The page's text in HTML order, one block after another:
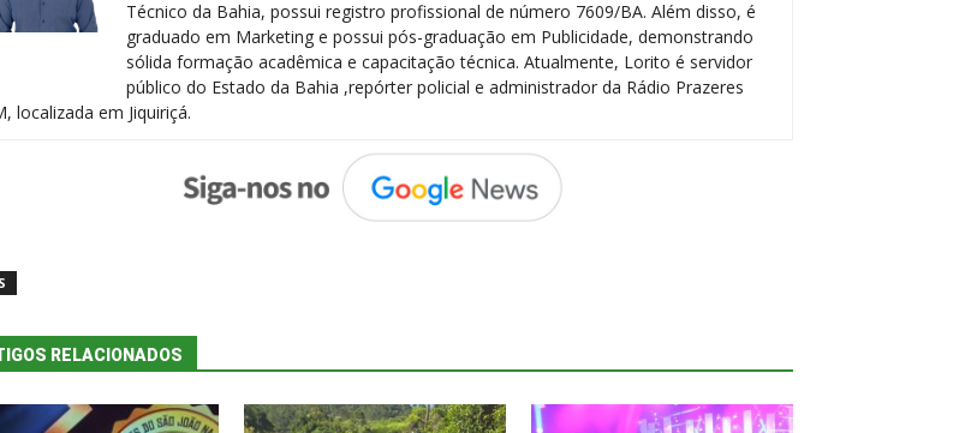
Técnico da Bahia, possui registro profissional de número 7609/BA. Além disso, é
graduado em Marketing e possui pós-graduação em Publicidade, demonstrando
sólida formação acadêmica e capacitação técnica. Atualmente, Lorito é servidor
público do Estado da Bahia ,repórter policial e administrador da Rádio Prazeres
localizada em Jiquiriçá.
RELACIONADOS